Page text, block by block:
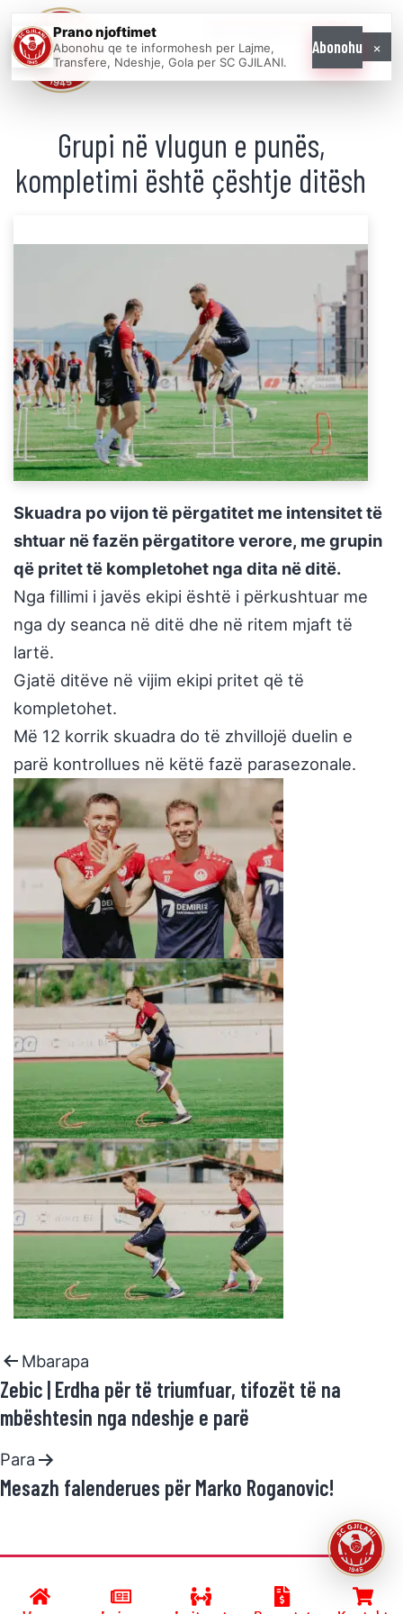
ONE
Grupi në vlugun e punës,
kompletimi është çështje ditësh
Skuadra po vijon të përgatitet me intensitet të
shtuar në fazën përgatitore verore, me grupin
që pritet të kompletohet nga dita në ditë.
Nga fillimi i javës ekipi është i përkushtuar me
nga dy seanca në ditë dhe në ritem mjaft të
lartë.
Gjatë ditëve në vijim ekipi pritet që të
kompletohet.
Më 12 korrik skuadra do të zhvillojë duelin e
parë kontrollues në këtë fazë parasezonale.
Mbarapa
Zebic | Erdha për të triumfuar, tifozët të na
mbështesin nga ndeshje e parë
Para
Mesazh falenderues për Marko Roganovic!
Developed by SC GJILANI and powered by R.Halimi.
Prano njoftimet
Abonohu qe te informohesh per Lajme,
Transfere, Ndeshje, Gola per SC GJILANI.
Abonohu ×